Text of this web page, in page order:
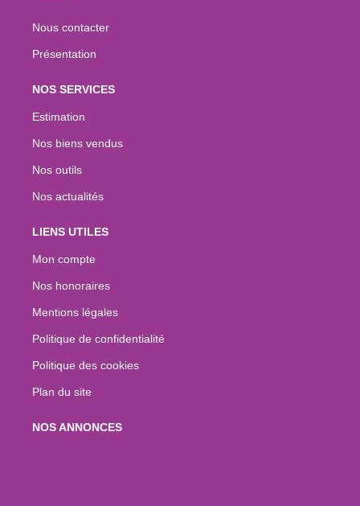
Nous contacter
Présentation
NOS SERVICES
Estimation
Nos biens vendus
Nos outils
Nos actualités
LIENS UTILES
Mon compte
Nos honoraires
Mentions légales
Politique de confidentialité
Politique des cookies
Plan du site
NOS ANNONCES